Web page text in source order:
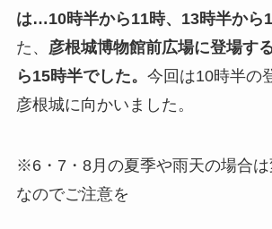
は…10時半から11時、13時半から
た、
彦根城博物館前広場に登場す
ら15時半でした。 今回は10時半の
彦根城に向かいました。
※6・7・8月の夏季や雨天の場合は
なのでご注意を